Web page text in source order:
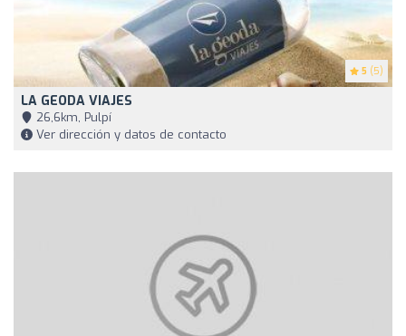
5 (5)
LA GEODA VIAJES
26,6km, Pulpí
Ver dirección y datos de contacto